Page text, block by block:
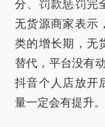
分、罚款惩罚完
无货源商家表示
类的增长期，无
替代，平台没有
抖音个人店放开
量一定会有提升。